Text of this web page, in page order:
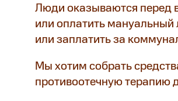
Люди оказываются перед
или оплатить
или заплатить за
Мы хотим собрать
противоотечную терапию